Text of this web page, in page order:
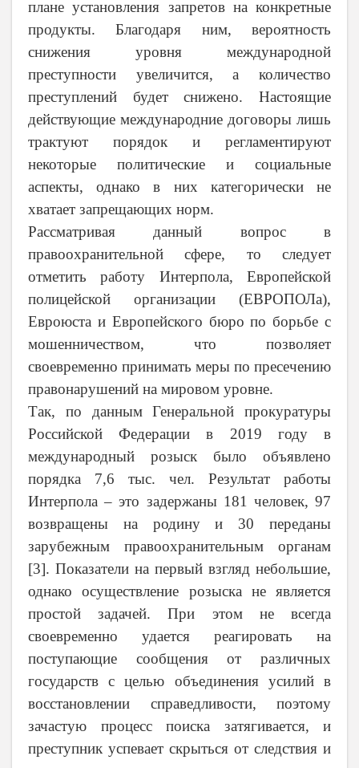
плане установления запретов на конкретные
продукты. Благодаря ним, вероятность
снижения уровня международной
преступности увеличится, а количество
преступлений будет снижено. Настоящие
действующие международние договоры лишь
трактуют порядок и регламентируют
некоторые политические и социальные
аспекты, однако в них категорически не
хватает запрещающих норм.
Рассматривая данный вопрос в
правоохранительной сфере, то следует
отметить работу Интерпола, Европейской
полицейской организации (ЕВРОПОЛа),
Евроюста и Европейского бюро по борьбе с
мошенничеством, что позволяет
своевременно принимать меры по пресечению
правонарушений на мировом уровне.
Так, по данным Генеральной прокуратуры
Российской Федерации в 2019 году в
международный розыск было объявлено
порядка 7,6 тыс. чел. Результат работы
Интерпола – это задержаны 181 человек, 97
возвращены на родину и 30 переданы
зарубежным правоохранительным органам
[3]. Показатели на первый взгляд небольшие,
однако осуществление розыска не является
простой задачей. При этом не всегда
своевременно удается реагировать на
поступающие сообщения от различных
государств с целью объединения усилий в
восстановлении справедливости, поэтому
зачастую процесс поиска затягивается, и
преступник успевает скрыться от следствия и